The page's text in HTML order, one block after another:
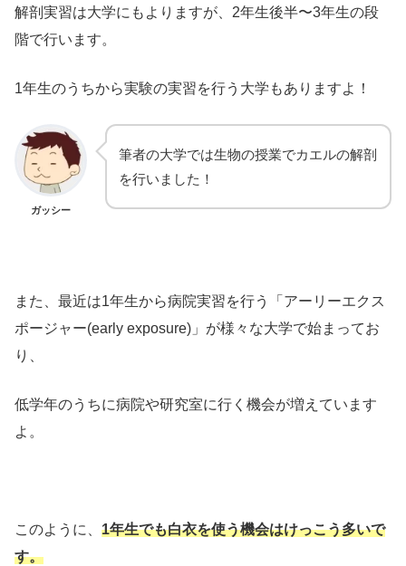
解剖実習は大学にもよりますが、2年生後半〜3年生の段
階で行います。
1年生のうちから実験の実習を行う大学もありますよ！
ガッシー
筆者の大学では生物の授業でカエルの解剖
を行いました！
また、最近は1年生から病院実習を行う「アーリーエクス
ポージャー(early exposure)」が様々な大学で始まってお
り、
低学年のうちに病院や研究室に行く機会が増えています
よ。
このように、 1年生でも白衣を使う機会はけっこう多いで
す。